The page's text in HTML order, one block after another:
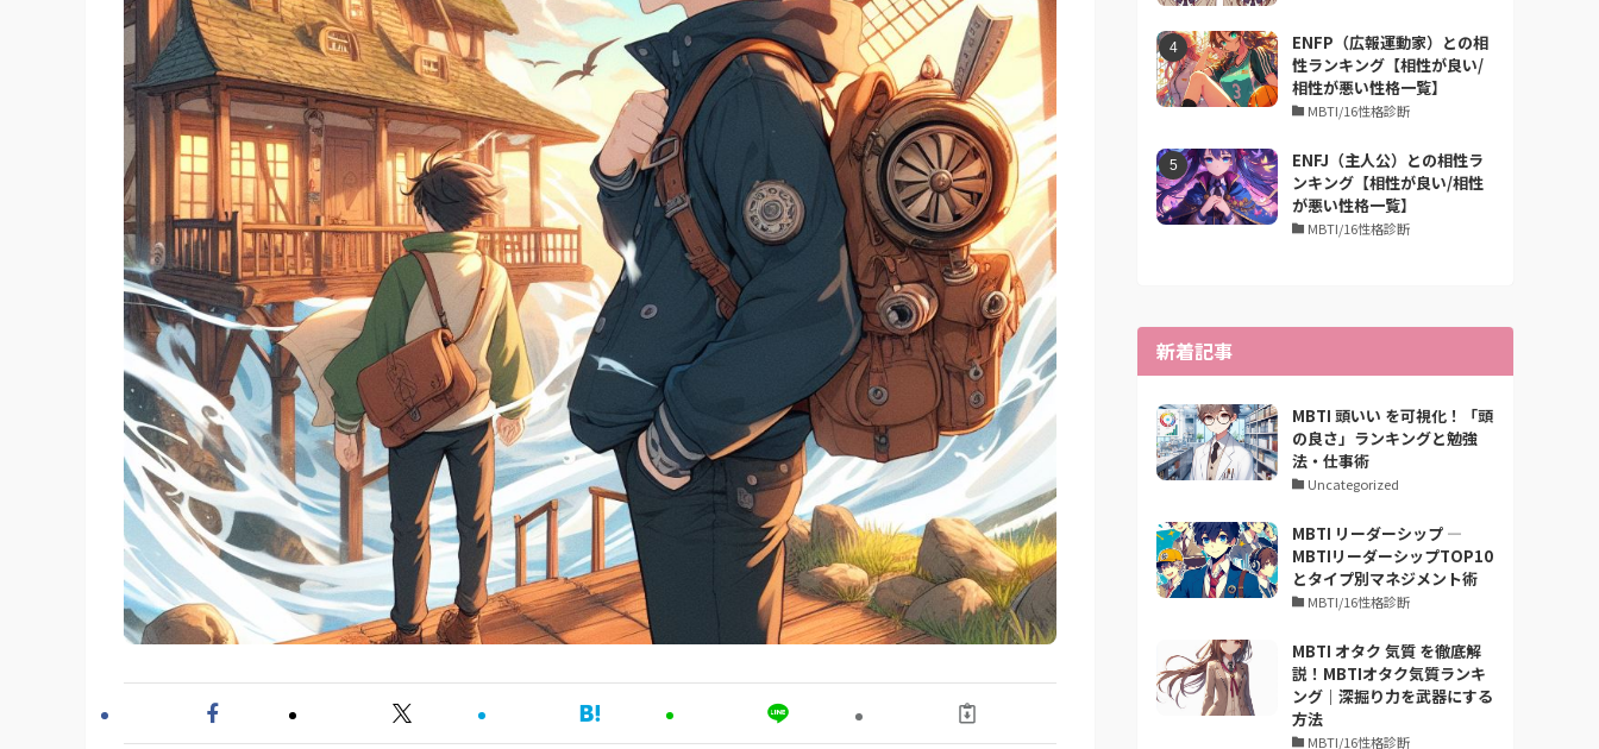
ENFP（広報運動家）との相
性ランキング【相性が良い/
相性が悪い性格一覧】
MBTI/16性格診断
ENFJ（主人公）との相性ラ
ンキング【相性が良い/相性
が悪い性格一覧】
MBTI/16性格診断
新着記事
MBTI 頭いい を可視化！「頭
の良さ」ランキングと勉強
法・仕事術
Uncategorized
MBTI リーダーシップ —
MBTIリーダーシップTOP10
とタイプ別マネジメント術
MBTI/16性格診断
MBTI オタク 気質 を徹底解
説！MBTIオタク気質ランキ
ング｜深掘り力を武器にする
方法
MBTI/16性格診断